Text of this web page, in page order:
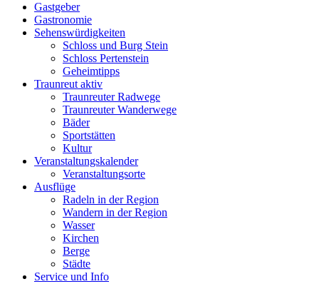
Gastgeber
Gastronomie
Sehenswürdigkeiten
Schloss und Burg Stein
Schloss Pertenstein
Geheimtipps
Traunreut aktiv
Traunreuter Radwege
Traunreuter Wanderwege
Bäder
Sportstätten
Kultur
Veranstaltungskalender
Veranstaltungsorte
Ausflüge
Radeln in der Region
Wandern in der Region
Wasser
Kirchen
Berge
Städte
Service und Info